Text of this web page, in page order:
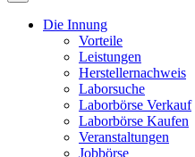
Die Innung
Vorteile
Leistungen
Herstellernachweis
Laborsuche
Laborbörse Verkauf
Laborbörse Kaufen
Veranstaltungen
Jobbörse